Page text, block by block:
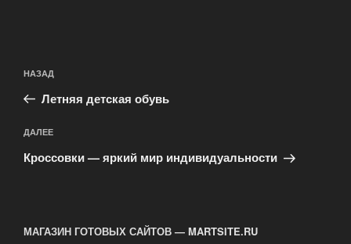
по
записям
Предыдущая
запись:
НАЗАД
Летняя детская обувь
Следующая
запись
ДАЛЕЕ
Кроссовки — яркий мир индивидуальности
МАГАЗИН ГОТОВЫХ САЙТОВ — MARTSITE.RU